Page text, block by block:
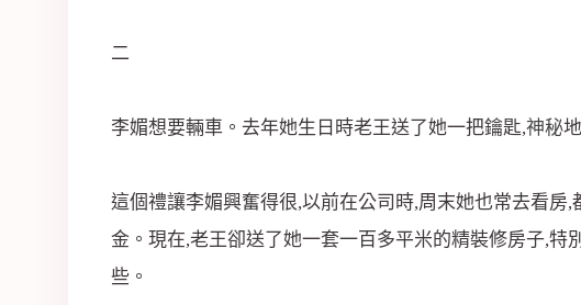
二
李媚想要輛車。去年她生日時老王送了她一把鑰匙,神秘
這個禮讓李媚興奮得很,以前在公司時,周末她也常去看
金。現在,老王卻送了她一套一百多平米的精裝修房子,特
些。